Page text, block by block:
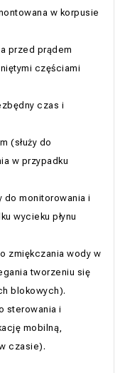
w korpusie
przed prądem
częściami
czas i
(służy do
w przypadku
do monitorowania i
wycieku płynu
zmiękczania wody w
tworzeniu się
blokowych).
sterowania i
mobilną,
czasie).